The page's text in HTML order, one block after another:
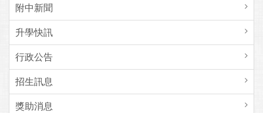
附中新聞
升學快訊
行政公告
招生訊息
獎助消息